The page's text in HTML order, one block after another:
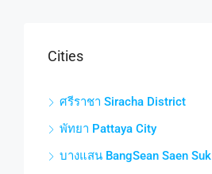
Cities
ศรีราชา Siracha District
พัทยา Pattaya City
บางแสน BangSean Saen Suk